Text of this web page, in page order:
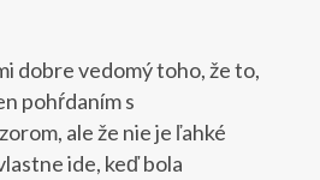
dobre vedomý toho, že to,
pohŕdaním s
ale že nie je ľahké
ide, keď bola